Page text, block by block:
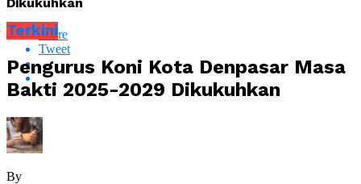
Share
Tweet
Terkini
Pengurus Koni Kota Denpasar Masa
Bakti 2025-2029 Dikukuhkan
By